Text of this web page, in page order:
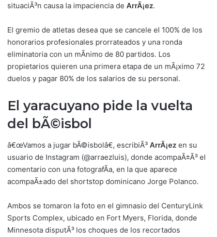
situaciÃ³n causa la impaciencia de ArrÃ¡ez.
El gremio de atletas desea que se cancele el 100% de los
honorarios profesionales prorrateados y una ronda
eliminatoria con un mÃ­nimo de 80 partidos. Los
propietarios quieren una primera etapa de un mÃ¡ximo 72
duelos y pagar 80% de los salarios de su personal.
El yaracuyano pide la vuelta
del bÃ©isbol
â€œVamos a jugar bÃ©isbolâ€, escribiÃ³ ArrÃ¡ez en su
usuario de Instagram (@arraezluis), donde acompaÃ±Ã³ el
comentario con una fotografÃ­a, en la que aparece
acompaÃ±ado del shortstop dominicano Jorge Polanco.
Ambos se tomaron la foto en el gimnasio del CenturyLink
Sports Complex, ubicado en Fort Myers, Florida, donde
Minnesota disputÃ³ los choques de los recortados